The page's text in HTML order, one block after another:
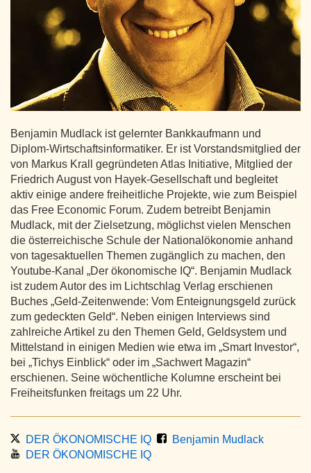
Benjamin Mudlack ist gelernter Bankkaufmann und
Diplom-Wirtschaftsinformatiker. Er ist Vorstandsmitglied der
von Markus Krall gegründeten Atlas Initiative, Mitglied der
Friedrich August von Hayek-Gesellschaft und begleitet
aktiv einige andere freiheitliche Projekte, wie zum Beispiel
das Free Economic Forum. Zudem betreibt Benjamin
Mudlack, mit der Zielsetzung, möglichst vielen Menschen
die österreichische Schule der Nationalökonomie anhand
von tagesaktuellen Themen zugänglich zu machen, den
Youtube-Kanal „Der ökonomische IQ“. Benjamin Mudlack
ist zudem Autor des im Lichtschlag Verlag erschienen
Buches „Geld-Zeitenwende: Vom Enteignungsgeld zurück
zum gedeckten Geld“. Neben einigen Interviews sind
zahlreiche Artikel zu den Themen Geld, Geldsystem und
Mittelstand in einigen Medien wie etwa im „Smart Investor“,
bei „Tichys Einblick“ oder im „Sachwert Magazin“
erschienen. Seine wöchentliche Kolumne erscheint bei
Freiheitsfunken freitags um 22 Uhr.
DER ÖKONOMISCHE IQ
Benjamin Mudlack
DER ÖKONOMISCHE IQ